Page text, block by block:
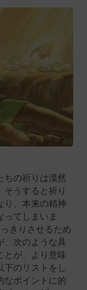
ちの祈りは漠然
そうすると祈り
り、本来の精神
ってしまいま
きりさせるため
、次のような具
とが、より意味
下のリストをし
なポイントに的